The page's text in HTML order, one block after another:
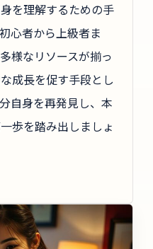
を理解するための手
心者から上級者ま
様なリソースが揃っ
成長を促す手段とし
自身を再発見し、本
歩を踏み出しましょ